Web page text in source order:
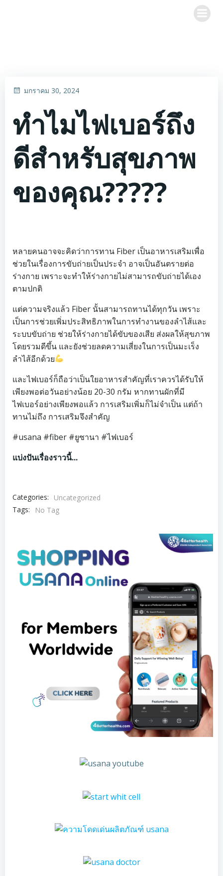
มกราคม 30, 2024
ทำไมไฟเบอร์ถึง
ดีสำหรับสุขภาพ
ของคุณ?????
หลายคนอาจจะคิดว่าการทาน Fiber เป็นอาหารเสริมเพื่อ
ช่วยในเรื่องการขับถ่ายเป็นประจำ อาจเป็นอันตรายต่อ
ร่างกาย เพราะจะทำให้ร่างกายไม่สามารถขับถ่ายได้เอง
ตามปกติ
แต่ความจริงแล้ว Fiber นั้นสามารถทานได้ทุกวัน เพราะ
เป็นการช่วยเพิ่มประสิทธิภาพในการทำงานของลำไส้และ
ระบบขับถ่าย ช่วยให้ร่างกายได้ขับของเสีย ส่งผลให้สุขภาพ
โดยรวมดีขึ้น และยังช่วยลดความเสี่ยงในการเป็นมะเร็ง
ลำไส้อีกด้วย
และไฟเบอร์ก็ถือว่าเป็นใยอาหารสำคัญที่เราควรได้รับให้
เพียงพอต่อวันอย่างน้อย 20-30 กรัม หากทานผักที่มี
ไฟเบอร์อย่างเพียงพอแล้ว การเสริมเพิ่มก็ไม่จำเป็น แต่ถ้า
ทานไม่ถึง การเสริมจึงสำคัญ
#usana #fiber #ยูซานา #ไฟเบอร์
แบ่งปันเรื่องราวนี้...
Categories:
Uncategorized
Tags:
No Tag